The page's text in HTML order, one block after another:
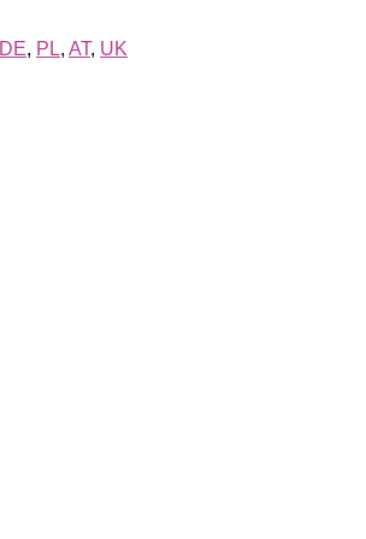
DE, PL, AT, UK